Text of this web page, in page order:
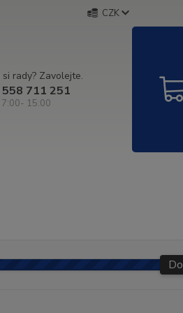
CZK
rady? Zavolejte.
711 251
7:00- 15:00
Do